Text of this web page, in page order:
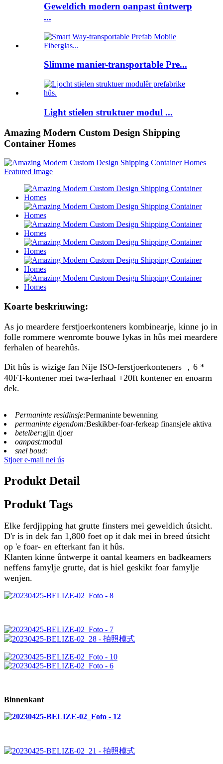
Geweldich modern oanpast ûntwerp
...
Slimme manier-transportable Pre...
Light stielen struktuer modul ...
Amazing Modern Custom Design Shipping
Container Homes
Koarte beskriuwing:
As jo ​​​​meardere ferstjoerkonteners kombinearje, kinne jo in
folle rommere wenromte bouwe lykas in hûs mei meardere
ferhalen of hearehûs.
Dit hûs is wizige fan Nije ISO-ferstjoerkonteners ，6 *
40FT-kontener mei twa-ferhaal +20ft kontener en enoarm
dek.
Permaninte residinsje:Permaninte bewenning
permaninte eigendom:Beskikber-foar-ferkeap finansjele aktiva
betelber:gjin djoer
oanpast:modul
snel boud:
Stjoer e-mail nei ús
Produkt Detail
Produkt Tags
Elke ferdjipping hat grutte finsters mei geweldich útsicht.
D'r is in dek fan 1,800 foet op it dak mei in breed útsicht
op 'e foar- en efterkant fan it hûs.
Klanten kinne ûntwerpe it oantal keamers en badkeamers
neffens famylje grutte, dat is hiel geskikt foar famylje
wenjen.
Binnenkant